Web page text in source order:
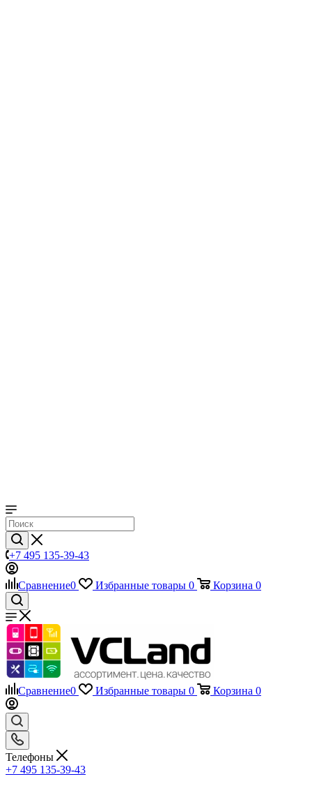
+7 495 135-39-43
Сравнение0 Избранные товары 0 Корзина 0
Сравнение0 Избранные товары 0 Корзина 0
Телефоны
+7 495 135-39-43